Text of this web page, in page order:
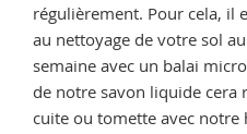
régulièrement. Pour cela, il
au nettoyage de votre sol
semaine avec un balai
de notre savon liquide cera
cuite ou tomette avec